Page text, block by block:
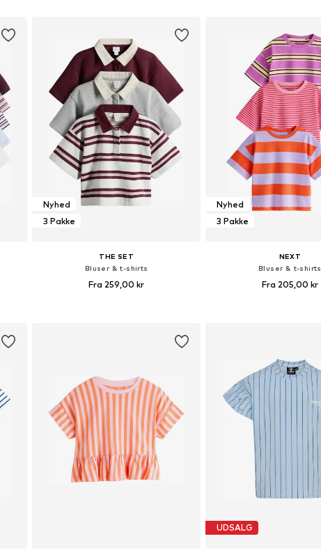
Nyhed
3 Pakke
THE SET
Bluser & t-shirts
Fra 259,00 kr
Nyhed
3 Pakke
NEXT
Bluser & t-shirts
Fra 205,00 kr
UDSALG